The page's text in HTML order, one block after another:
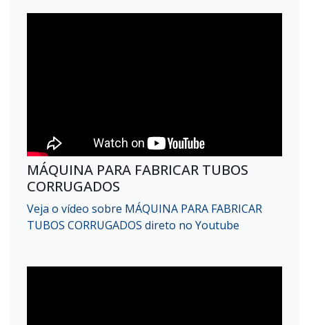
MÁQUINA PARA FABRICAR TUBOS
CORRUGADOS
Veja o vídeo sobre MÁQUINA PARA FABRICAR
TUBOS CORRUGADOS direto no Youtube